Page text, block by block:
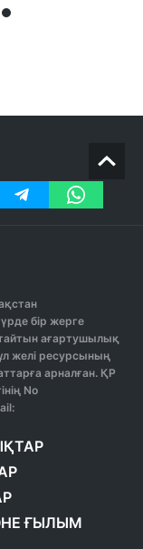
бір жерге
ағартушылық
желі ресурсының
арналған. ҚР
No
ҒЫЛЫМ